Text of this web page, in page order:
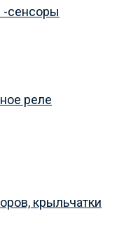
-сенсоры
реле
крыльчатки